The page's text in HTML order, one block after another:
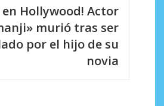
en Hollywood! Actor
murió tras ser
por el hijo de su
novia